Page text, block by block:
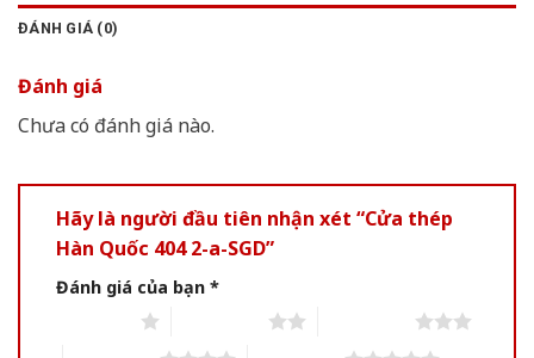
ĐÁNH GIÁ (0)
Đánh giá
Chưa có đánh giá nào.
Hãy là người đầu tiên nhận xét “Cửa thép
Hàn Quốc 404 2-a-SGD”
Đánh giá của bạn *